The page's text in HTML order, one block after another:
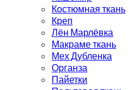
Костюмная ткань
Креп
Лён Марлёвка
Макраме ткань
Мех Дубленка
Органза
Пайетки